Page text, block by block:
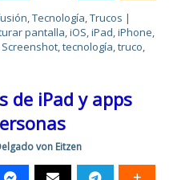
,Tecnología,Trucos |
pantalla,iOS,iPad,iPhone,
Screenshot,tecnología,truco,
de iPad y apps
von Eitzen